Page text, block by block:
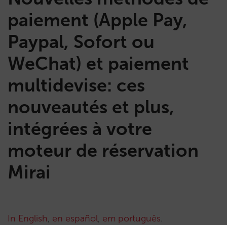
paiement (Apple Pay,
Paypal, Sofort ou
WeChat) et paiement
multidevise: ces
nouveautés et plus,
intégrées à votre
moteur de réservation
Mirai
In English, en español, em português.